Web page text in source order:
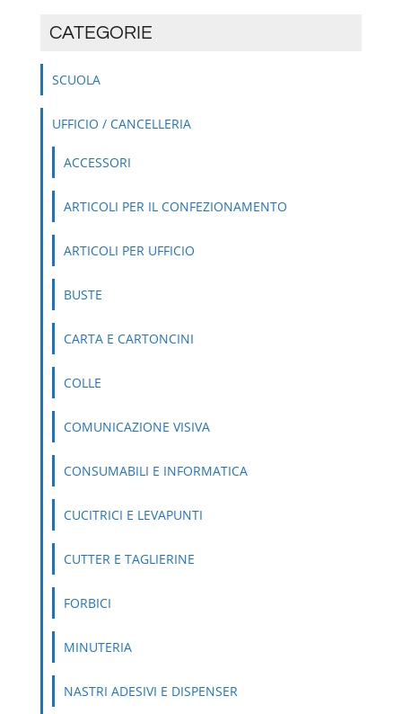
CATEGORIE
SCUOLA
UFFICIO / CANCELLERIA
ACCESSORI
ARTICOLI PER IL CONFEZIONAMENTO
ARTICOLI PER UFFICIO
BUSTE
CARTA E CARTONCINI
COLLE
COMUNICAZIONE VISIVA
CONSUMABILI E INFORMATICA
CUCITRICI E LEVAPUNTI
CUTTER E TAGLIERINE
FORBICI
MINUTERIA
NASTRI ADESIVI E DISPENSER